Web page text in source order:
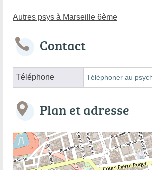
Autres psys à Marseille 6ème
Contact
Téléphone Téléphoner au
Plan et adresse